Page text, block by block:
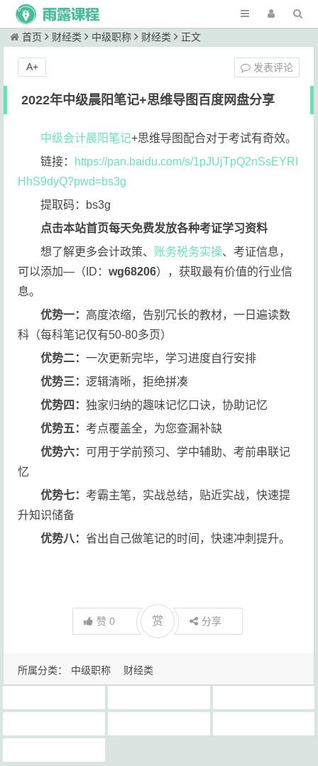
首页 财经类 中级职称 财经类 正文
2022年中级晨阳笔记+思维导图百度网盘分享
中级会计晨阳笔记+思维导图配合对于考试有奇效。
链接： https://pan.baidu.com/s/1pJUjTpQ2nSsEYRI
HhS9dyQ?pwd=bs3g
提取码：bs3g
点击本站首页每天免费发放各种考证学习资料
想了解更多会计政策、 账务税务实操、考证信息，
可以添加—（ID：wg68206），获取最有价值的行业信
息。
优势一： 高度浓缩，告别冗长的教材，一日遍读数
科（每科笔记仅有50-80多页）
优势二：一次更新完毕，学习进度自行安排
优势三：逻辑清晰，拒绝拼凑
优势四：独家归纳的趣味记忆口诀，协助记忆
优势五：考点覆盖全，为您查漏补缺
优势六： 可用于学前预习、学中辅助、考前串联记
忆
优势七：考霸主笔，实战总结，贴近实战，快速提
升知识储备
优势八：省出自己做笔记的时间，快速冲刺提升。
赞0 赏 分享
发表评论
A+
所属分类： 中级职称 财经类